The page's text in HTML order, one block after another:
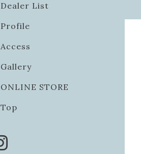
Dealer List
Profile
Access
Gallery
ONLINE STORE
Top